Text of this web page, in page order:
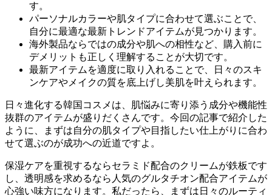
す。
パーソナルカラーや肌タイプに合わせて選ぶことで、
自分に最適な最新トレンドアイテムが見つかります。
海外製品ならではの成分や肌への相性など、購入前に
デメリットも正しく理解することが大切です。
最新アイテムを適度に取り入れることで、日々のスキ
ンケアやメイクの質を底上げし美肌を叶えられます。
日々進化する韓国コスメは、肌悩みに寄り添う成分や機能性
抜群のアイテムが盛りだくさんです。今回の記事で紹介した
ように、まずは自分の肌タイプや目指したい仕上がりに合わ
せて選ぶのが成功への近道ですよ。
保湿ケアを重視するならセラミド配合のクリームが鉄板です
し、透明感を求めるなら人気のグルタチオン配合アイテムが
心強い味方になります。私だったら、まずは日々のルーティ